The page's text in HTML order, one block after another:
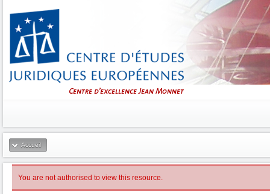
Accueil
You are not authorised to view this resource.